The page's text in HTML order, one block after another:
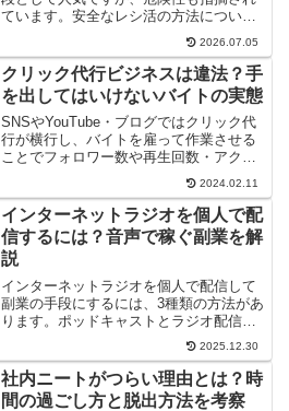
ています。安全なレシ活の方法について
解説するとともに、5大アプリの危険性を
2026.07.05
クリック代行ビジネスは違法？手
を出してはいけないバイトの実態
SNSやYouTube・ブログではクリック代
行が横行し、バイトを雇って作業させる
ことでフォロワー数や再生回数・アクセ
ス数などが水増しされています。情報の
信頼性を揺るがす不正行為は違法なのか
どうか、クリック代行の実態について考
察してみました。
2024.02.11
インターネットラジオを個人で配
信するには？音声で稼ぐ副業を解
説
インターネットラジオを個人で配信して
副業の手段にするには、3種類の方法があ
ります。ポッドキャストとラジオ配信・
ライブ配信に分けて、主要アプリの概要
2025.12.30
社内ニートがつらい理由とは？時
間の過ごし方と脱出方法を考察